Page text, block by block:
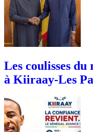
Les coulisses
à Kiiraay-Les